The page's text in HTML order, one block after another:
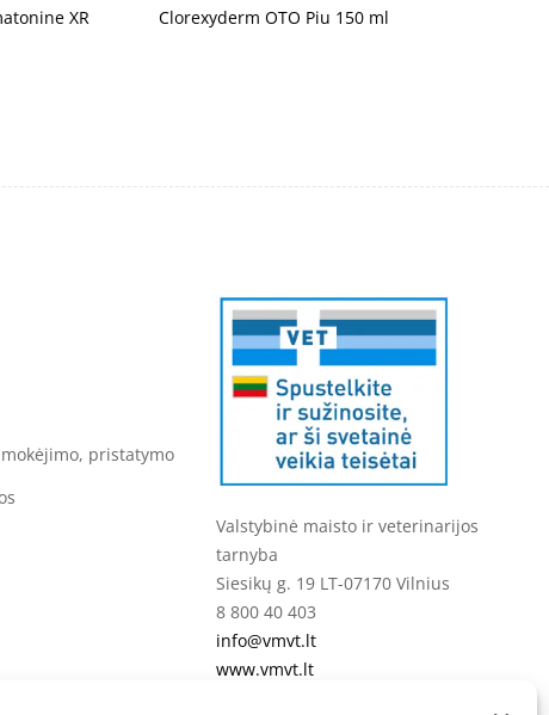
XR
Clorexyderm OTO Piu 150 ml
pristatymo
Valstybinė maisto ir veterinarijos
tarnyba
Siesikų g. 19 LT-07170 Vilnius
8 800 40 403
info@vmvt.lt
www.vmvt.lt